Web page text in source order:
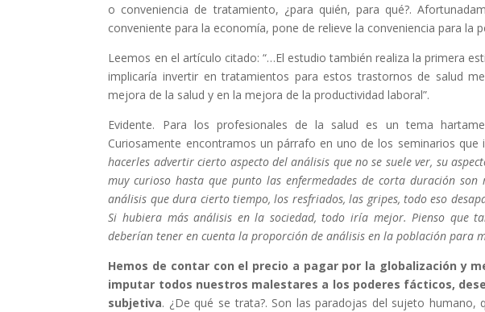
o conveniencia de tratamiento, ¿para quién, para qué?.
conveniente para la economía, pone de relieve la conveniencia para la
Leemos en el artículo citado: “…El estudio también realiza la primera
implicaría invertir en tratamientos para estos trastornos de salud
mejora de la salud y en la mejora de la productividad laboral”.
Evidente. Para los profesionales de la salud es un tema
Curiosamente encontramos un párrafo en uno de los seminarios que
hacerles advertir cierto aspecto del análisis que no se suele ver, su
muy curioso hasta que punto las enfermedades de corta duración
análisis que dura cierto tiempo, los resfriados, las gripes, todo eso
Si hubiera más análisis en la sociedad, todo iría mejor. Pienso que
deberían tener en cuenta la proporción de análisis en la población para
Hemos de contar con el precio a pagar por la globalización y
imputar todos nuestros malestares a los poderes fácticos,
subjetiva. ¿De qué se trata?. Son las paradojas del sujeto